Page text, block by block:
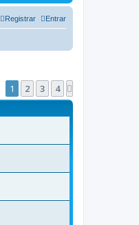
Entrar
Registrar
1 2 3 4